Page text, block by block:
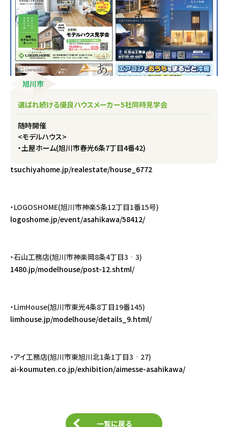
旭川市
選ばれ続ける優良ハウスメーカー5社同時見学会
随時開催
<モデルハウス>
・土屋ホーム(旭川市春光6条7丁目4番42)
tsuchiyahome.jp/realestate/house_6772
・LOGOSHOME(旭川市神楽5条12丁目1番15号)
logoshome.jp/event/asahikawa/58412/
・石山工務店(旭川市神楽岡8条4丁目3‐3)
1480.jp/modelhouse/post-12.shtml/
・LimHouse(旭川市東光4条8丁目19番145)
limhouse.jp/modelhouse/details_9.html/
・アイ工務店(旭川市東旭川北1条1丁目3‐27)
ai-koumuten.co.jp/exhibition/aimesse-asahikawa/
一覧に戻る